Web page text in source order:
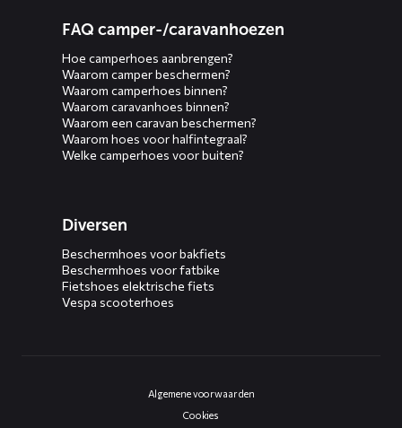
FAQ camper-/caravanhoezen
Hoe camperhoes aanbrengen?
Waarom camper beschermen?
Waarom camperhoes binnen?
Waarom caravanhoes binnen?
Waarom een caravan beschermen?
Waarom hoes voor halfintegraal?
Welke camperhoes voor buiten?
Diversen
Beschermhoes voor bakfiets
Beschermhoes voor fatbike
Fietshoes elektrische fiets
Vespa scooterhoes
Algemene voorwaarden
Cookies